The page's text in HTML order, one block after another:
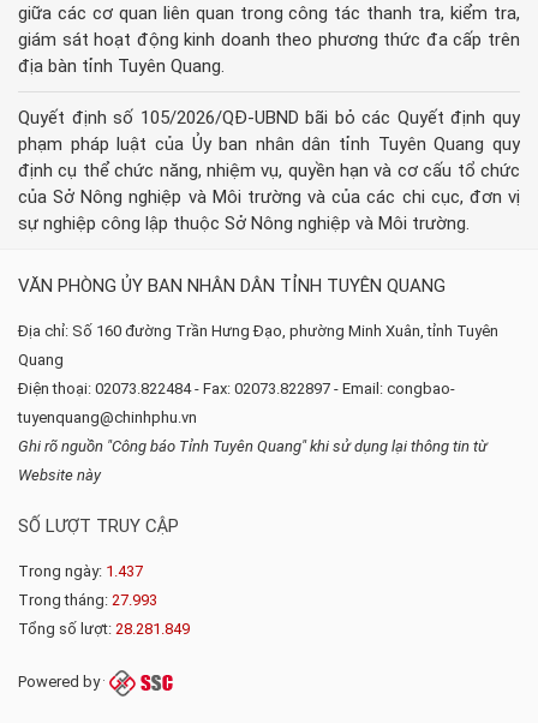
giữa các cơ quan liên quan trong công tác thanh tra, kiểm tra,
giám sát hoạt động kinh doanh theo phương thức đa cấp trên
địa bàn tỉnh Tuyên Quang.
Quyết định số 105/2026/QĐ-UBND bãi bỏ các Quyết định quy
phạm pháp luật của Ủy ban nhân dân tỉnh Tuyên Quang quy
định cụ thể chức năng, nhiệm vụ, quyền hạn và cơ cấu tổ chức
của Sở Nông nghiệp và Môi trường và của các chi cục, đơn vị
sự nghiệp công lập thuộc Sở Nông nghiệp và Môi trường.
VĂN PHÒNG ỦY BAN NHÂN DÂN TỈNH TUYÊN QUANG
Địa chỉ: Số 160 đường Trần Hưng Đạo, phường Minh Xuân, tỉnh Tuyên
Quang
Điện thoại: 02073.822484 - Fax: 02073.822897 - Email: congbao-
tuyenquang@chinhphu.vn
Ghi rõ nguồn "Công báo Tỉnh Tuyên Quang" khi sử dụng lại thông tin từ
Website này
SỐ LƯỢT TRUY CẬP
Trong ngày: 1.437
Trong tháng: 27.993
Tổng số lượt: 28.281.849
Powered by